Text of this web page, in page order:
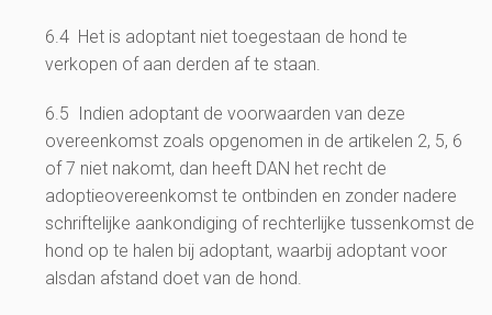
6.4 Het is adoptant niet toegestaan de hond te
verkopen of aan derden af te staan.
6.5 Indien adoptant de voorwaarden van deze
overeenkomst zoals opgenomen in de artikelen 2, 5, 6
of 7 niet nakomt, dan heeft DAN het recht de
adoptieovereenkomst te ontbinden en zonder nadere
schriftelijke aankondiging of rechterlijke tussenkomst de
hond op te halen bij adoptant, waarbij adoptant voor
alsdan afstand doet van de hond.